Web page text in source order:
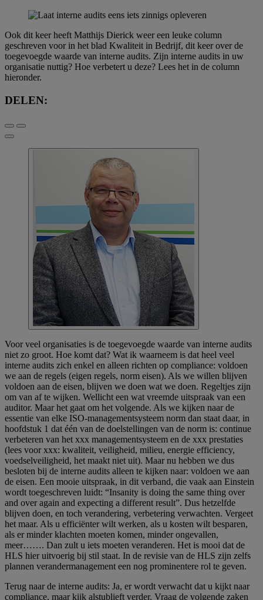
Ook dit keer heeft Matthijs Dierick weer een leuke column
geschreven voor in het blad Kwaliteit in Bedrijf, dit keer over de
toegevoegde waarde van interne audits. Zijn interne audits in uw
organisatie nuttig? Hoe verbetert u deze? Lees het in de column
hieronder.
DELEN:
Voor veel organisaties is de toegevoegde waarde van interne audits
niet zo groot. Hoe komt dat? Wat ik waarneem is dat heel veel
interne audits zich enkel en alleen richten op compliance: voldoen
we aan de regels (eigen regels, norm eisen). Als we willen blijven
voldoen aan de eisen, blijven we doen wat we doen. Regeltjes zijn
om van af te wijken. Wellicht een wat vreemde uitspraak van een
auditor. Maar het gaat om het volgende. Als we kijken naar de
essentie van elke ISO-managementsysteem norm dan staat daar, in
hoofdstuk 1 dat één van de doelstellingen van de norm is: continue
verbeteren van het xxx managementsysteem en de xxx prestaties
(lees voor xxx: kwaliteit, veiligheid, milieu, energie efficiency,
voedselveiligheid, het maakt niet uit). Maar nu hebben we dus
besloten bij de interne audits alleen te kijken naar: voldoen we aan
de eisen. Een mooie uitspraak, in dit verband, die vaak aan Einstein
wordt toegeschreven luidt: “Insanity is doing the same thing over
and over again and expecting a different result”. Dus hetzelfde
blijven doen, en toch verandering, verbetering verwachten. Vergeet
het maar. Als u efficiënter wilt werken, als u kosten wilt besparen,
als er minder klachten moeten komen, minder ongevallen,
meer……. Dan zult u iets moeten veranderen. Het is mooi dat de
HLS hier uitvoerig bij stil staat. In de revisie van de HLS zijn zelfs
plannen verandermanagement een nog prominentere rol te geven.
Terug naar de interne audits: Ja, er wordt verwacht dat u kijkt naar
compliance, maar kijk alstublieft verder. Vraag de volgende zaken